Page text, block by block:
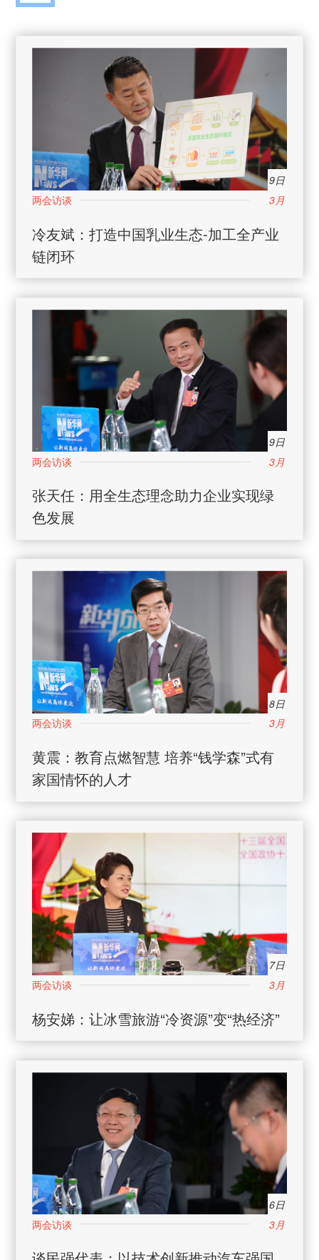
9日
3月
冷友斌：打造中国乳业生态-加工全产业
链闭环
9日
3月
张天任：用全生态理念助力企业实现绿
色发展
8日
3月
黄震：教育点燃智慧 培养“钱学森”式有
家国情怀的人才
7日
3月
杨安娣：让冰雪旅游“冷资源”变“热经济”
6日
3月